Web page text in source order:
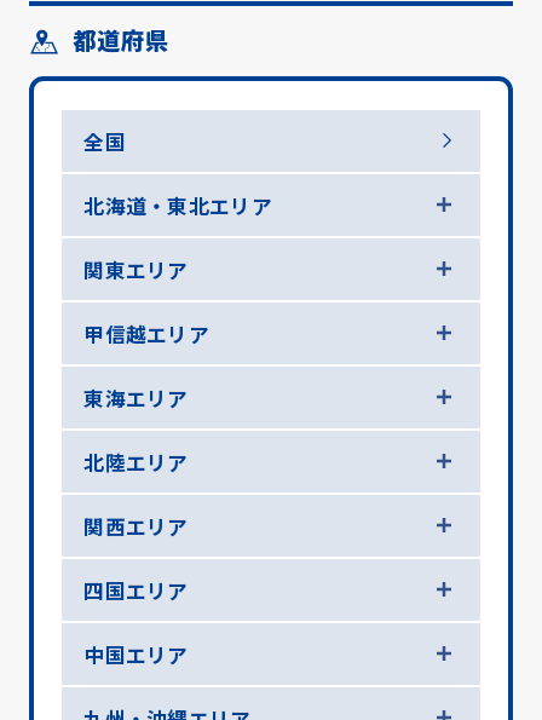
都道府県
全国
北海道・東北エリア
関東エリア
甲信越エリア
東海エリア
北陸エリア
関西エリア
四国エリア
中国エリア